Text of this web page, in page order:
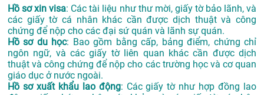
Hồ sơ xin visa: Các tài liệu như thư mời, giấy tờ bảo lãnh, và
các giấy tờ cá nhân khác cần được dịch thuật và công
chứng để nộp cho các đại sứ quán và lãnh sự quán.
Hồ sơ du học: Bao gồm bằng cấp, bảng điểm, chứng chỉ
ngôn ngữ, và các giấy tờ liên quan khác cần được dịch
thuật và công chứng để nộp cho các trường học và cơ quan
giáo dục ở nước ngoài.
Hồ sơ xuất khẩu lao động: Các giấy tờ như hợp đồng lao